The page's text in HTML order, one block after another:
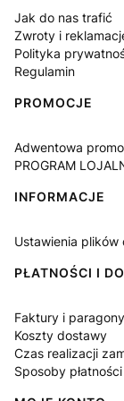
Jak do nas trafić
Zwroty i
Polityka
Regulamin
PROMOCJE
Adwentowa
PROGRAM
INFORMACJE
Ustawienia plików
PŁATNOŚCI I
Faktury i paragony
Koszty dostawy
Czas realizacji
Sposoby płatności